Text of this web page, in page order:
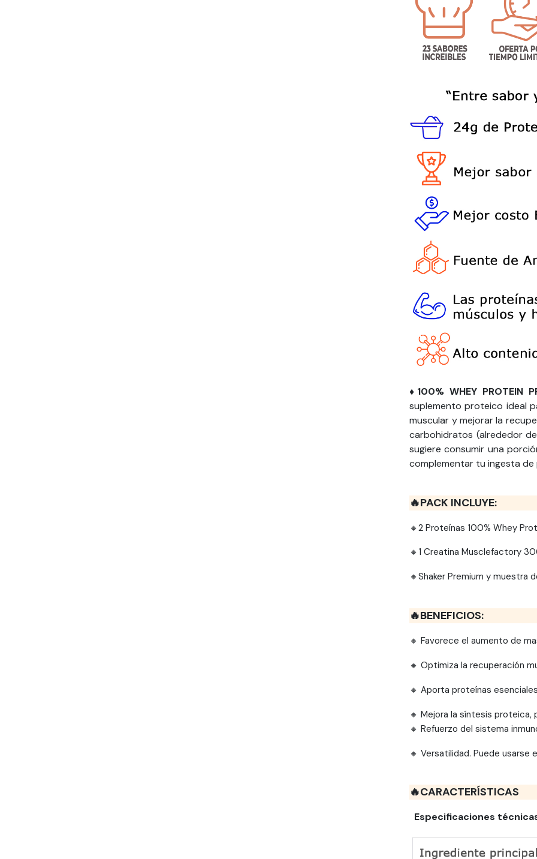
♦️100% WHEY PROTEIN
suplemento proteico ideal
muscular y mejorar la
carbohidratos (alrededor
sugiere consumir una
complementar tu ingesta de
🔥PACK INCLUYE:
🔸2 Proteínas 100% Whey
🔸1 Creatina Musclefactory
🔸Shaker Premium y muestra
🔥BENEFICIOS:
🔸 Favorece el aumento de
🔸 Optimiza la recuperación
🔸 Aporta proteínas
🔸 Mejora la síntesis proteica,
🔸 Refuerzo del sistema
🔸 Versatilidad. Puede
🔥CARACTERÍSTICAS
Especificaciones